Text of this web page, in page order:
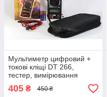
Мультиметр цифровий +
токові кліщі DT 266,
тестер, вимірювання
струму, напруги,
продзвінка
405 ₴ 450 ₴